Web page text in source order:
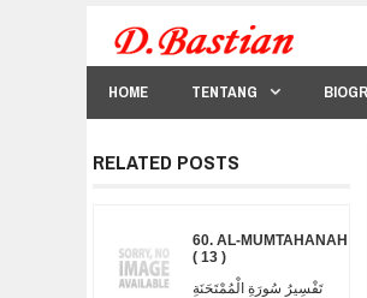
HOME TENTANG
RELATED POSTS
60. AL-MUMTAHANAH
( 13 )
تَفْسِيرُ سُورَةِ الْمُمْتَحَنَةِ